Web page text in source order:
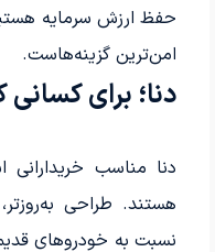
حفظ ارزش سرمایه
امن‌ترین گزینه‌هاست.
دنا؛ برای
دنا مناسب
هستند. طراحی
نسبت به خودروهای